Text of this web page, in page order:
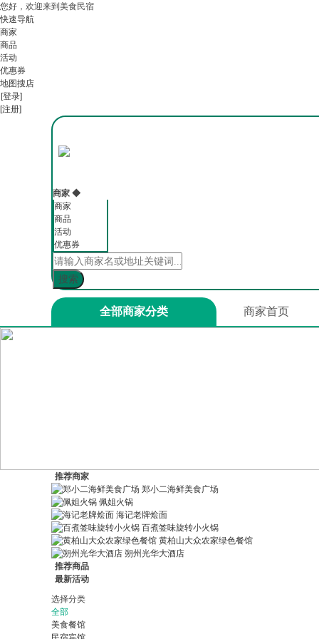
您好，欢迎来到美食民宿
快速导航
商家
商品
活动
优惠券
地图搜店
[登录]
[注册]
商家 ◆
商家
商品
活动
优惠券
全部商家分类 商家首页
推荐商家
郑小二海鲜美食广场
佩姐火锅
海记老牌烩面
百煮签味旋转小火锅
黄柏山大众农家绿色餐馆
朔州光华大酒店
推荐商品
最新活动
选择分类
全部
美食餐馆